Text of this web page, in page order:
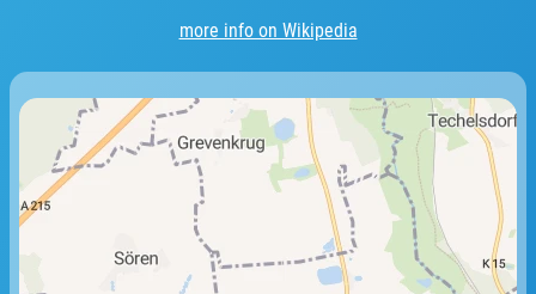
more info on Wikipedia